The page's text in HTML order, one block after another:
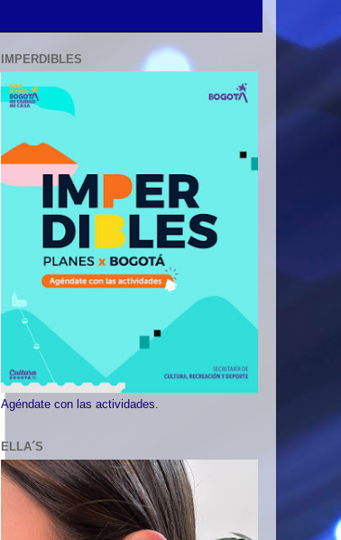
IMPERDIBLES
Agéndate con las actividades.
ELLA´S